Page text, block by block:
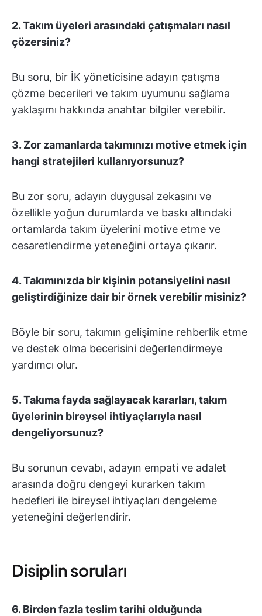
2.Takım üyeleri arasındaki çatışmaları nasıl
çözersiniz?
Bu soru, bir İK yöneticisine adayın çatışma
çözme becerileri ve takım uyumunu sağlama
yaklaşımı hakkında anahtar bilgiler verebilir.
3. Zor zamanlarda takımınızı motive etmek için
hangi stratejileri kullanıyorsunuz?
Bu zor soru, adayın duygusal zekasını ve
özellikle yoğun durumlarda ve baskı altındaki
ortamlarda takım üyelerini motive etme ve
cesaretlendirme yeteneğini ortaya çıkarır.
4.Takımınızda bir kişinin potansiyelini nasıl
geliştirdiğinize dair bir örnek verebilir misiniz?
Böyle bir soru, takımın gelişimine rehberlik etme
ve destek olma becerisini değerlendirmeye
yardımcı olur.
5.Takıma fayda sağlayacak kararları, takım
üyelerinin bireysel ihtiyaçlarıyla nasıl
dengeliyorsunuz?
Bu sorunun cevabı, adayın empati ve adalet
arasında doğru dengeyi kurarken takım
hedefleri ile bireysel ihtiyaçları dengeleme
yeteneğini değerlendirir.
Disiplin soruları
6. Birden fazla teslim tarihi olduğunda